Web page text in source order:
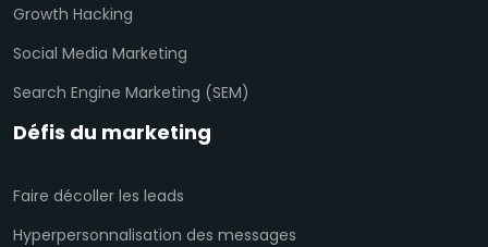
Growth Hacking
Social Media Marketing
Search Engine Marketing (SEM)
Défis du marketing
Faire décoller les leads
Hyperpersonnalisation des messages